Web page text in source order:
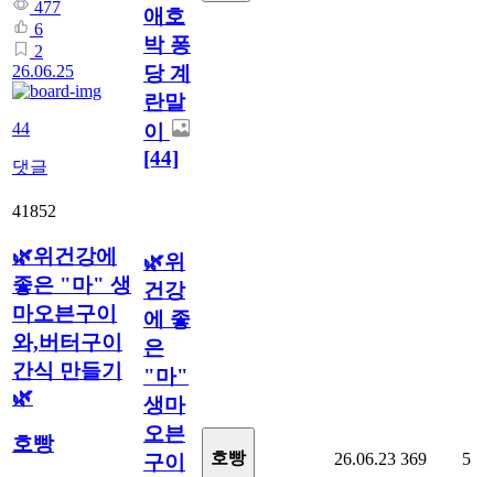
477
6
2
26.06.25
44
댓글
애호
박 퐁
당 계
란말
이
[44]
41852
🌿위건강에
좋은 "마" 생
마오븐구이
와,버터구이
간식 만들기
🌿
호빵
🌿위
건강
에 좋
은
"마"
생마
오븐
구이
호빵 26.06.23 369 5